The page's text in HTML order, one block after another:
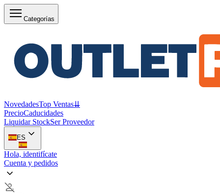
Categorías
NovedadesTop Ventas⇊
PrecioCaducidades
Liquidar StockSer Proveedor
ES
Hola, identifícate
Cuenta y pedidos